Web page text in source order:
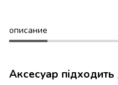
описание
Аксесуар